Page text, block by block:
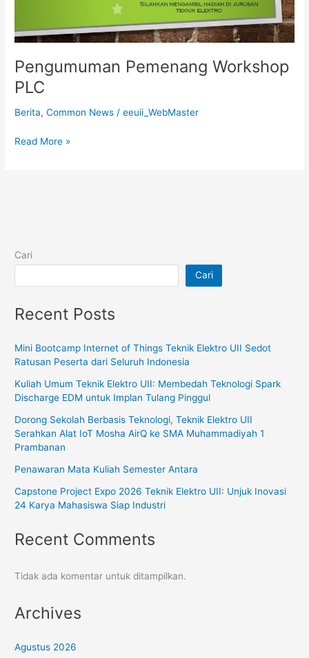
Pengumuman Pemenang Workshop
PLC
Berita,Common News /eeuii_WebMaster
Read More »
Cari
Cari
Recent Posts
Mini Bootcamp Internet of Things Teknik Elektro UII Sedot
Ratusan Peserta dari Seluruh Indonesia
Kuliah Umum Teknik Elektro UII: Membedah Teknologi Spark
Discharge EDM untuk Implan Tulang Pinggul
Dorong Sekolah Berbasis Teknologi, Teknik Elektro UII
Serahkan Alat IoT Mosha AirQ ke SMA Muhammadiyah 1
Prambanan
Penawaran Mata Kuliah Semester Antara
Capstone Project Expo 2026 Teknik Elektro UII: Unjuk Inovasi
24 Karya Mahasiswa Siap Industri
Recent Comments
Tidak ada komentar untuk ditampilkan.
Archives
Agustus 2026